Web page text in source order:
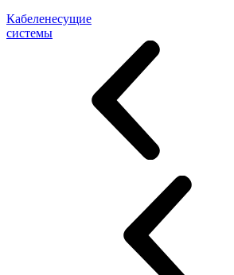
Кабеленесущие
системы